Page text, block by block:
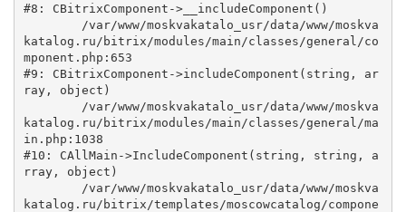
#8: CBitrixComponent->__includeComponent()
katalog.ru/bitrix/modules/main/classes/general/co
mponent.php:653
#9: CBitrixComponent->includeComponent(string, ar
ray, object)
katalog.ru/bitrix/modules/main/classes/general/ma
in.php:1038
#10: CAllMain->IncludeComponent(string, string, a
rray, object)
katalog.ru/bitrix/templates/moscowcatalog/compone